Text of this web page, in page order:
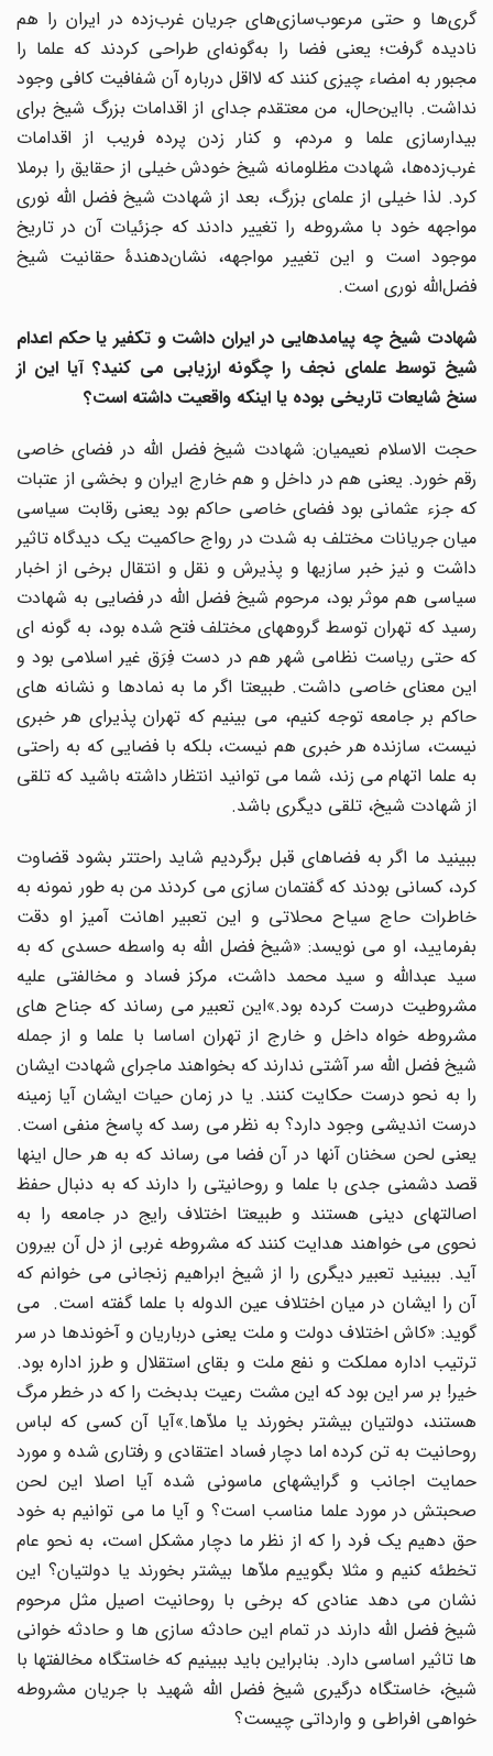
گری‌ها و حتی مرعوب‌سازی‌های جریان غرب‌زده در ایران را هم
نادیده گرفت؛ یعنی فضا را به‌گونه‌ای طراحی کردند که علما را
مجبور به امضاء چیزی کنند که لااقل درباره آن شفافیت کافی وجود
نداشت. بااین‌حال، من معتقدم جدای از اقدامات بزرگ شیخ برای
بیدارسازی علما و مردم، و کنار زدن پرده فریب از اقدامات
غرب‌زده‌ها، شهادت مظلومانه شیخ خودش خیلی از حقایق را برملا
کرد. لذا خیلی از علمای بزرگ، بعد از شهادت شیخ فضل الله نوری
مواجهه خود با مشروطه را تغییر دادند که جزئیات آن در تاریخ
موجود است و این تغییر مواجهه، نشان‌دهندۀ حقانیت شیخ
فضل‌الله نوری است.
شهادت شیخ چه پیامدهایی در ایران داشت و تکفیر یا حکم اعدام
شیخ توسط علمای نجف را چگونه ارزیابی می کنید؟ آیا این از
سنخ شایعات تاریخی بوده یا اینکه واقعیت داشته است؟
حجت الاسلام نعیمیان: شهادت شیخ فضل الله در فضای خاصی
رقم خورد. یعنی هم در داخل و هم خارج ایران و بخشی از عتبات
که جزء عثمانی بود فضای خاصی حاکم بود یعنی رقابت سیاسی
میان جریانات مختلف به شدت در رواج حاکمیت یک دیدگاه تاثیر
داشت و نیز خبر سازیها و پذیرش و نقل و انتقال برخی از اخبار
سیاسی هم موثر بود، مرحوم شیخ فضل الله در فضایی به شهادت
رسید که تهران توسط گروههای مختلف فتح شده بود، به گونه ای
که حتی ریاست نظامی شهر هم در دست فِرَق غیر اسلامی بود و
این معنای خاصی داشت. طبیعتا اگر ما به نمادها و نشانه های
حاکم بر جامعه توجه کنیم، می بینیم که تهران پذیرای هر خبری
نیست، سازنده هر خبری هم نیست، بلکه با فضایی که به راحتی
به علما اتهام می زند، شما می توانید انتظار داشته باشید که تلقی
از شهادت شیخ، تلقی دیگری باشد.
ببینید ما اگر به فضاهای قبل برگردیم شاید راحتتر بشود قضاوت
کرد، کسانی بودند که گفتمان سازی می کردند من به طور نمونه به
خاطرات حاج سیاح محلاتی و این تعبیر اهانت آمیز او دقت
بفرمایید، او می نویسد: «شیخ فضل الله به واسطه حسدی که به
سید عبدالله و سید محمد داشت، مرکز فساد و مخالفتی علیه
مشروطیت درست کرده بود.»این تعبیر می رساند که جناح های
مشروطه خواه داخل و خارج از تهران اساسا با علما و از جمله
شیخ فضل الله سر آشتی ندارند که بخواهند ماجرای شهادت ایشان
را به نحو درست حکایت کنند. یا در زمان حیات ایشان آیا زمینه
درست اندیشی وجود دارد؟ به نظر می رسد که پاسخ منفی است.
یعنی لحن سخنان آنها در آن فضا می رساند که به هر حال اینها
قصد دشمنی جدی با علما و روحانیتی را دارند که به دنبال حفظ
اصالتهای دینی هستند و طبیعتا اختلاف رایج در جامعه را به
نحوی می خواهند هدایت کنند که مشروطه غربی از دل آن بیرون
آید. ببینید تعبیر دیگری را از شیخ ابراهیم زنجانی می خوانم که
آن را ایشان در میان اختلاف عین الدوله با علما گفته است. می
گوید: «کاش اختلاف دولت و ملت یعنی درباریان و آخوندها در سر
ترتیب اداره مملکت و نفع ملت و بقای استقلال و طرز اداره بود.
خیر! بر سر این بود که این مشت رعیت بدبخت را که در خطر مرگ
هستند، دولتیان بیشتر بخورند یا ملاّها.»آیا آن کسی که لباس
روحانیت به تن کرده اما دچار فساد اعتقادی و رفتاری شده و مورد
حمایت اجانب و گرایشهای ماسونی شده آیا اصلا این لحن
صحبتش در مورد علما مناسب است؟ و آیا ما می توانیم به خود
حق دهیم یک فرد را که از نظر ما دچار مشکل است، به نحو عام
تخطئه کنیم و مثلا بگوییم ملاّها بیشتر بخورند یا دولتیان؟ این
نشان می دهد عنادی که برخی با روحانیت اصیل مثل مرحوم
شیخ فضل الله دارند در تمام این حادثه سازی ها و حادثه خوانی
ها تاثیر اساسی دارد. بنابراین باید ببینیم که خاستگاه مخالفتها با
شیخ، خاستگاه درگیری شیخ فضل الله شهید با جریان مشروطه
خواهی افراطی و وارداتی چیست؟